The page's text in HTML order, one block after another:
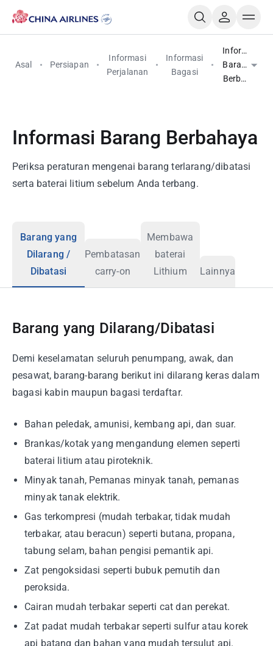
Asal Persiapan
Informasi
Perjalanan
Informasi
Bagasi
Informasi
Barang
Berbahaya
Informasi Barang Berbahaya
Periksa peraturan mengenai barang terlarang/dibatasi
serta baterai litium sebelum Anda terbang.
Barang yang
Dilarang /
Dibatasi
Pembatasan
carry-on
Membawa
baterai
Lithium
Lainnya
Barang yang Dilarang/Dibatasi
Demi keselamatan seluruh penumpang, awak, dan
pesawat, barang-barang berikut ini dilarang keras dalam
bagasi kabin maupun bagasi terdaftar.
Bahan peledak, amunisi, kembang api, dan suar.
Brankas/kotak yang mengandung elemen seperti
baterai litium atau piroteknik.
Minyak tanah, Pemanas minyak tanah, pemanas
minyak tanak elektrik.
Gas terkompresi (mudah terbakar, tidak mudah
terbakar, atau beracun) seperti butana, propana,
tabung selam, bahan pengisi pemantik api.
Zat pengoksidasi seperti bubuk pemutih dan
peroksida.
Cairan mudah terbakar seperti cat dan perekat.
Zat padat mudah terbakar seperti sulfur atau korek
api batang dan bahan yang mudah tersulut api.